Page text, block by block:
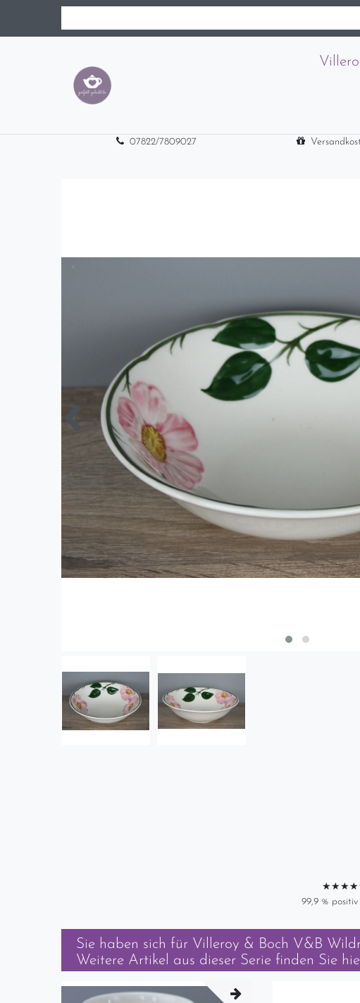
07822/7809027
99,9 % positiv
Sie haben sich für Villeroy & Boch V&B
Weitere Artikel aus dieser Serie finden Sie